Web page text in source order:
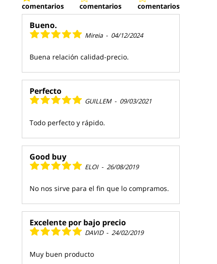
comentarios
comentarios
comentarios
Bueno.
Mireia - 04/12/2024
Buena relación calidad-precio.
Perfecto
GUILLEM - 09/03/2021
Todo perfecto y rápido.
Good buy
ELOI - 26/08/2019
No nos sirve para el fin que lo compramos.
Excelente por bajo precio
DAVID - 24/02/2019
Muy buen producto